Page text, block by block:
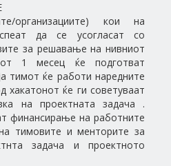
организациите) кои на
да се усогласат со
за решавање на нивниот
1 месец ќе подготват
тимот ќе работи наредните
хакатонот ќе ги советуваат
на проектната задача .
финансирање на работните
тимовите и менторите за
задача и проектното